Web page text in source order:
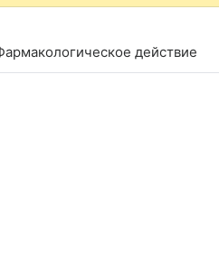
действие